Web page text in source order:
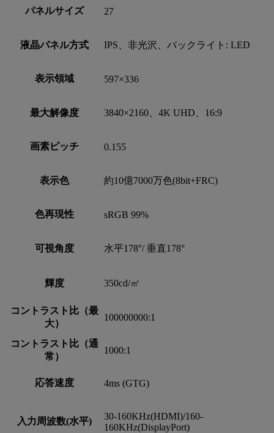
パネルサイズ 27
液晶パネル方式 IPS、非光沢、バックライト: LED
表示領域 597×336
最大解像度 3840×2160、4K UHD、16:9
画素ピッチ 0.155
表示色 約10億7000万色(8bit+FRC)
色再現性 sRGB 99%
可視角度 水平178°/ 垂直178°
輝度 350cd/㎡
コントラスト比（最
大）
100000000:1
コントラスト比（通
常）
1000:1
応答速度 4ms (GTG)
入力周波数(水平)
30-160KHz(HDMI)/160-
160KHz(DisplayPort)